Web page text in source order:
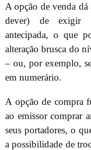
A opção de venda
dever) de exigir
antecipada, o que
alteração brusca do
– ou, por exemplo,
em numerário.
A opção de compra
ao emissor comprar
seus portadores, o
a possibilidade de